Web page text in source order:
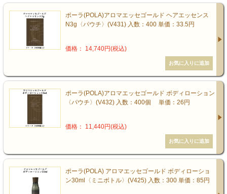
ポーラ(POLA)アロマエッセゴールド ヘアエッセンス
N3g〈パウチ〉(V431) 入数：400 単価：33.5円
価格： 14,740円(税込)
ポーラ(POLA)アロマエッセゴールド ボディローション
〈パウチ〉(V432) 入数：400個 単価：26円
価格： 11,440円(税込)
ポーラ(POLA) アロマエッセゴールド ボディローショ
ン30ml〈ミニボトル〉(V425) 入数：300 単価：85円